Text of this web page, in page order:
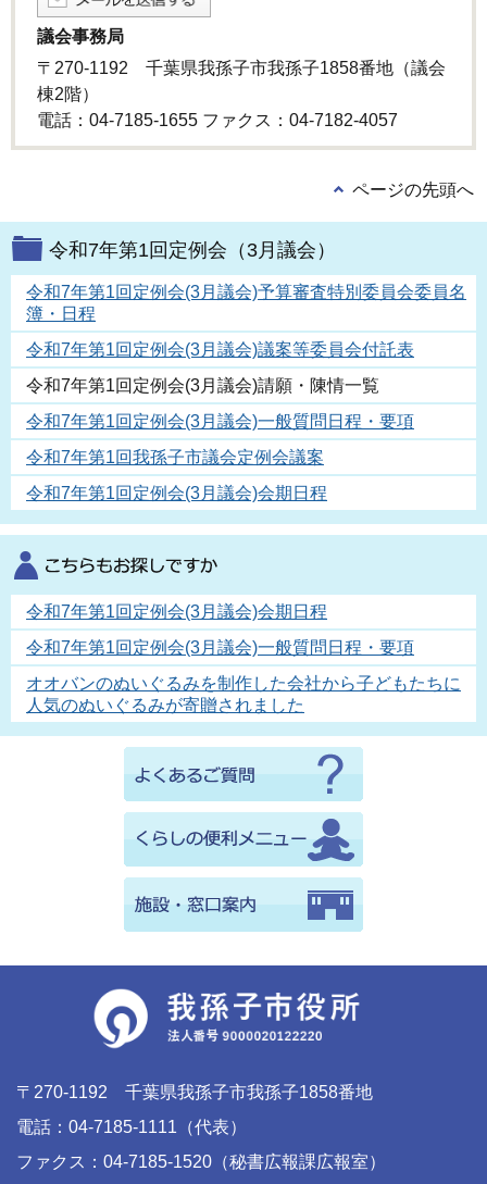
議会事務局
〒270-1192 千葉県我孫子市我孫子1858番地（議会
棟2階）
電話：04-7185-1655 ファクス：04-7182-4057
ページの先頭へ
令和7年第1回定例会（3月議会）
令和7年第1回定例会(3月議会)予算審査特別委員会委員名
簿・日程
令和7年第1回定例会(3月議会)議案等委員会付託表
令和7年第1回定例会(3月議会)請願・陳情一覧
令和7年第1回定例会(3月議会)一般質問日程・要項
令和7年第1回我孫子市議会定例会議案
令和7年第1回定例会(3月議会)会期日程
令和7年第1回定例会(3月議会)会期日程
令和7年第1回定例会(3月議会)一般質問日程・要項
オオバンのぬいぐるみを制作した会社から子どもたちに
人気のぬいぐるみが寄贈されました
〒270-1192 千葉県我孫子市我孫子1858番地
電話：04-7185-1111（代表）
ファクス：04-7185-1520（秘書広報課広報室）